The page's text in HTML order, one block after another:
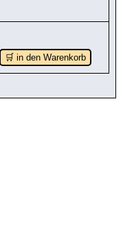
🛒 in den Warenkorb